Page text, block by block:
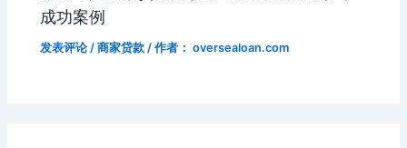
成功案例
发表评论 /商家贷款 / 作者： oversealoan.com